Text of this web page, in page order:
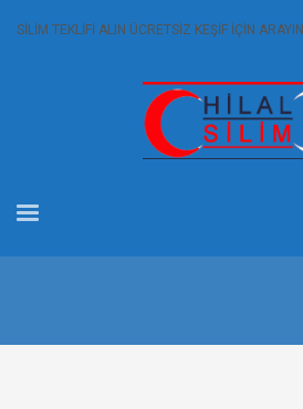
SİLİM TEKLİFİ ALIN ÜCRETSİZ KEŞİF İÇİN ARAYIN